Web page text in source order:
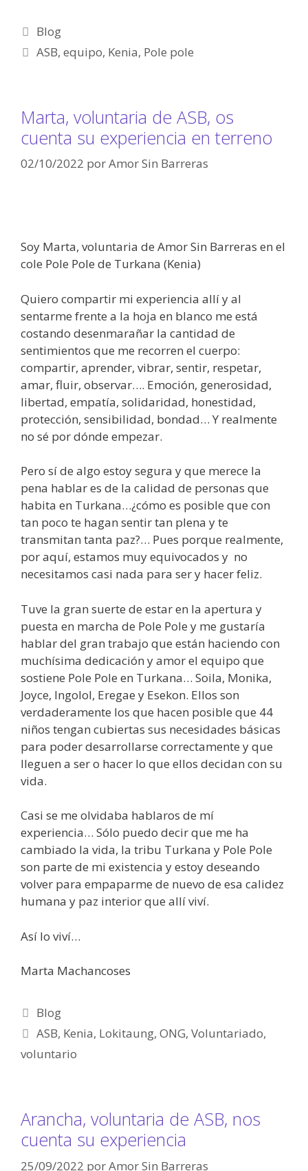
Blog
ASB,equipo, Kenia, Pole pole
Marta, voluntaria de ASB, os
cuenta su experiencia en terreno
02/10/2022 porAmor Sin Barreras
Soy Marta, voluntaria de Amor Sin Barreras en el
cole Pole Pole de Turkana (Kenia)
Quiero compartir mi experiencia allí y al
sentarme frente a la hoja en blanco me está
costando desenmarañar la cantidad de
sentimientos que me recorren el cuerpo:
compartir, aprender, vibrar, sentir, respetar,
amar, fluir, observar…. Emoción, generosidad,
libertad, empatía, solidaridad, honestidad,
protección, sensibilidad, bondad… Y realmente
no sé por dónde empezar.
Pero sí de algo estoy segura y que merece la
pena hablar es de la calidad de personas que
habita en Turkana…¿cómo es posible que con
tan poco te hagan sentir tan plena y te
transmitan tanta paz?… Pues porque realmente,
por aquí, estamos muy equivocados y no
necesitamos casi nada para ser y hacer feliz.
Tuve la gran suerte de estar en la apertura y
puesta en marcha de Pole Pole y me gustaría
hablar del gran trabajo que están haciendo con
muchísima dedicación y amor el equipo que
sostiene Pole Pole en Turkana… Soila, Monika,
Joyce, Ingolol, Eregae y Esekon. Ellos son
verdaderamente los que hacen posible que 44
niños tengan cubiertas sus necesidades básicas
para poder desarrollarse correctamente y que
lleguen a ser o hacer lo que ellos decidan con su
vida.
Casi se me olvidaba hablaros de mí
experiencia… Sólo puedo decir que me ha
cambiado la vida, la tribu Turkana y Pole Pole
son parte de mi existencia y estoy deseando
volver para empaparme de nuevo de esa calidez
humana y paz interior que allí viví.
Así lo viví…
Marta Machancoses
Blog
ASB, Kenia, Lokitaung,ONG,Voluntariado,
voluntario
Arancha, voluntaria de ASB, nos
cuenta su experiencia
25/09/2022 porAmor Sin Barreras